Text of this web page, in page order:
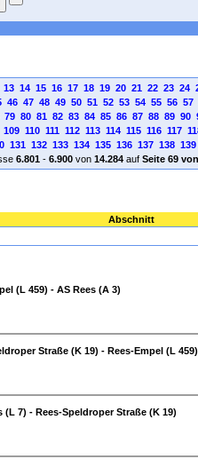
13 14 15 16 17 18 19 20 21 22 23 24
46 47 48 49 50 51 52 53 54 55 56 57
79 80 81 82 83 84 85 86 87 88 89 90
109 110 111 112 113 114 115 116 117
131 132 133 134 135 136 137 138 139
6.801- 6.900von 14.284auf Seite 69
Abschnitt
(L 459) - AS Rees (A 3)
Straße (K 19) - Rees-Empel (L 459)
(L 7) - Rees-Speldroper Straße (K 19)